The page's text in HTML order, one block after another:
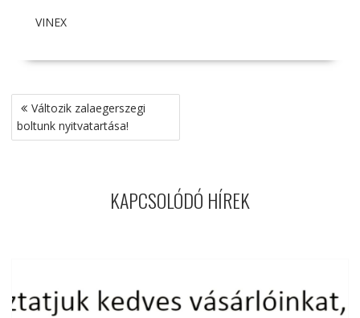
VINEX
Bejegyzés
navigáció
Változik zalaegerszegi
boltunk nyitvatartása!
KAPCSOLÓDÓ HÍREK